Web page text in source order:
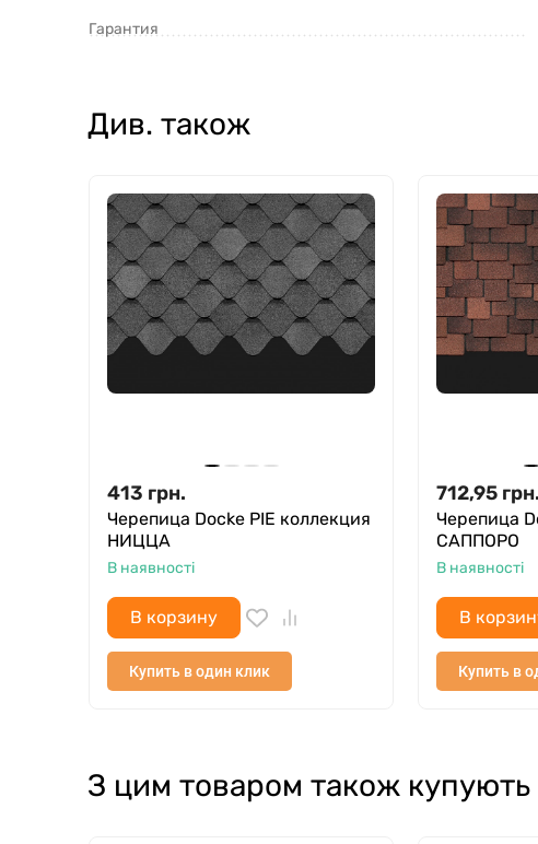
Гарантия
Див. також
413 грн.
Черепица Docke PIE коллекция
НИЦЦА
В наявності
В корзину
Купить в один клик
712,95 грн.
Черепица
САППОРО
В наявності
В
Купить в
З цим товаром також купують